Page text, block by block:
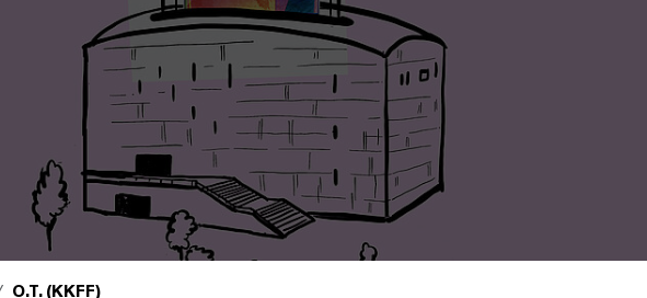
O.T. (KKFF)